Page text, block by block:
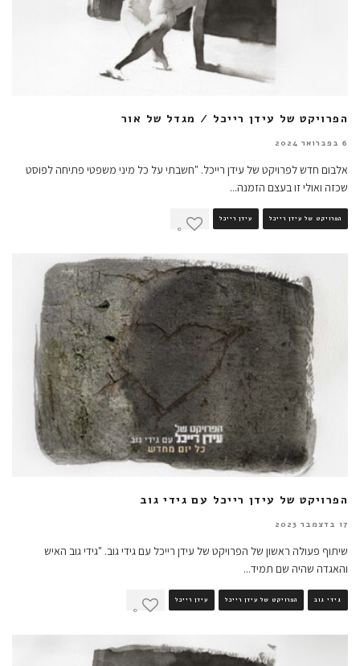
הפרויקט של עידן רייכל / מגדל של אור
6 בפברואר 2024
אלבום חדש לפרויקט של עידן רייכל. "חשבתי על כל מיני משפטי פתיחה לפוסט
שכזה ואולי זו בעצם הזמנה...
הפרויקט של עידן רייכל עידן רייכל
0
הפרויקט של עידן רייכל עם גידי גוב
17 בדצמבר 2023
שיתוף פעולה ראשון של הפרויקט של עידן רייכל עם גידי גוב. "גידי גוב האיש
והאגדה שהיה שם תמיד...
גידי גוב הפרויקט של עידן רייכל עידן רייכל
0